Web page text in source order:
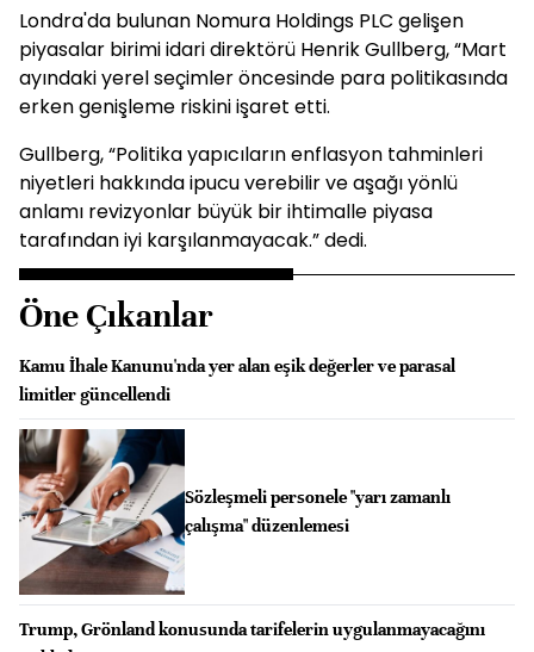
Londra'da bulunan Nomura Holdings PLC gelişen
piyasalar birimi idari direktörü Henrik Gullberg, “Mart
ayındaki yerel seçimler öncesinde para politikasında
erken genişleme riskini işaret etti.
Gullberg, “Politika yapıcıların enflasyon tahminleri
niyetleri hakkında ipucu verebilir ve aşağı yönlü
anlamı revizyonlar büyük bir ihtimalle piyasa
tarafından iyi karşılanmayacak.” dedi.
Öne Çıkanlar
Kamu İhale Kanunu'nda yer alan eşik değerler ve parasal
limitler güncellendi
Sözleşmeli personele "yarı zamanlı
çalışma" düzenlemesi
Trump, Grönland konusunda tarifelerin uygulanmayacağını